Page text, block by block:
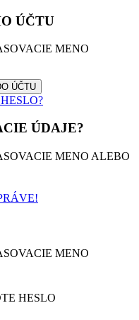
ÚČTU
MENO
ÚDAJE?
MENO ALEBO
MENO
HESLO